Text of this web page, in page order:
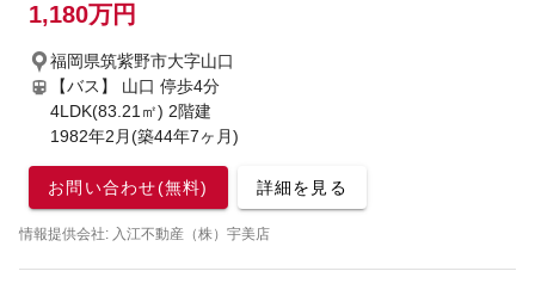
1,180万円
福岡県筑紫野市大字山口
【バス】 山口 停歩4分
4LDK(83.21㎡) 2階建
1982年2月(築44年7ヶ月)
お問い合わせ(無料) 詳細を見る
情報提供会社: 入江不動産（株）宇美店